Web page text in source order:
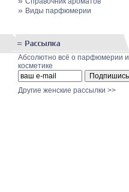
» Виды парфюмерии
Абсолютно всё о парфюмерии и
косметике
Другие женские рассылки >>